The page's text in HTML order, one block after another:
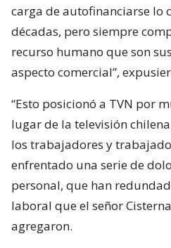
carga de autofinanciarse lo
décadas, pero siempre
recurso humano que son
aspecto comercial”,
“Esto posicionó a TVN por
lugar de la televisión
los trabajadores y
enfrentado una serie de
personal, que han
laboral que el señor
agregaron.